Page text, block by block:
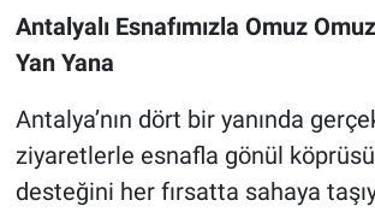
Antalyalı Esnafımızla Omuz
Yan Yana
Antalya’nın dört bir yanında
ziyaretlerle esnafla gönül
desteğini her fırsatta sahaya